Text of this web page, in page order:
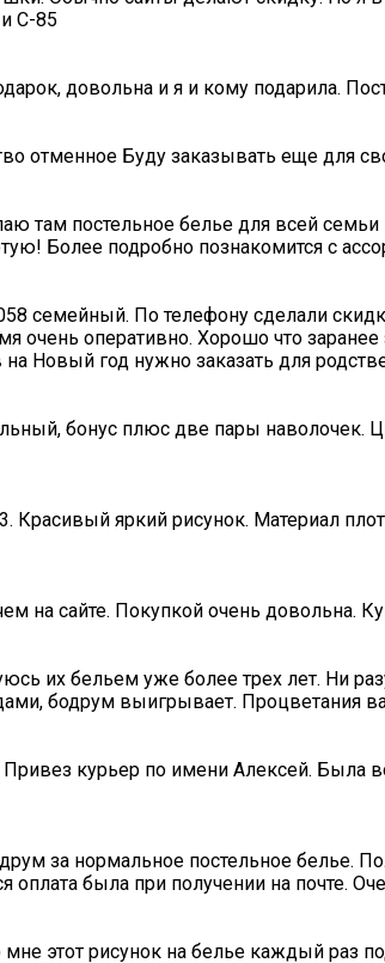
С-85
довольна и я и кому подарила.
отменное Буду заказывать еще для
там постельное белье для всей
Более подробно познакомится с
семейный. По телефону сделали
очень оперативно. Хорошо что
Новый год нужно заказать для
бонус плюс две пары наволочек.
Красивый яркий рисунок. Материал
на сайте. Покупкой очень довольна.
их бельем уже более трех лет. Ни
бодрум выигрывает. Процветания
курьер по имени Алексей. Была
за нормальное постельное белье.
была при получении на почте.
этот рисунок на белье каждый раз